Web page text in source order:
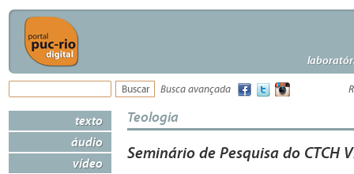
Busca avançada
texto
áudio
vídeo
Teologia
Seminário de Pesquisa do CTCH